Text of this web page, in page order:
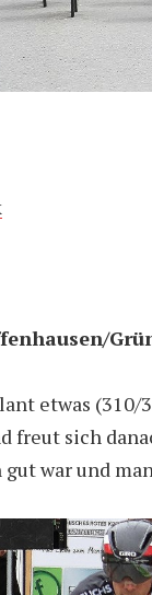
etwas (310/
freut sich
gut war und